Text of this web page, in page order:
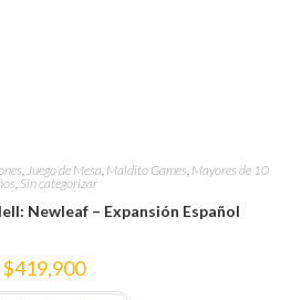
,Juego de Mesa, Maldito Games, Mayores de 10
, Sin categorizar
Newleaf – Expansión Español
$419,900